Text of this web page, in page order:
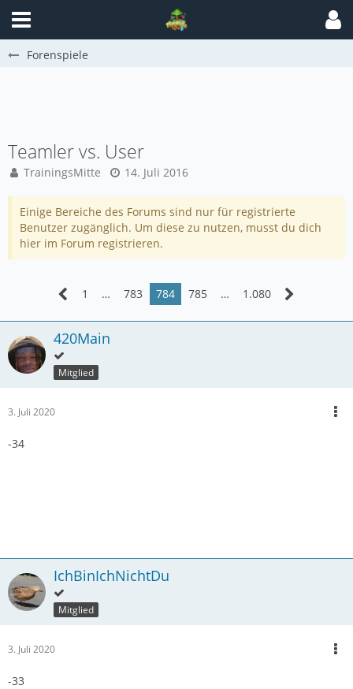
Forenspiele
Teamler vs. User
TrainingsMitte 14. Juli 2016
Einige Bereiche des Forums sind nur für registrierte
Benutzer zugänglich. Um diese zu nutzen, musst du dich
hier im Forum registrieren.
1 … 783 784 785 … 1.080
420Main
Mitglied
3. Juli 2020
-34
IchBinIchNichtDu
Mitglied
3. Juli 2020
-33